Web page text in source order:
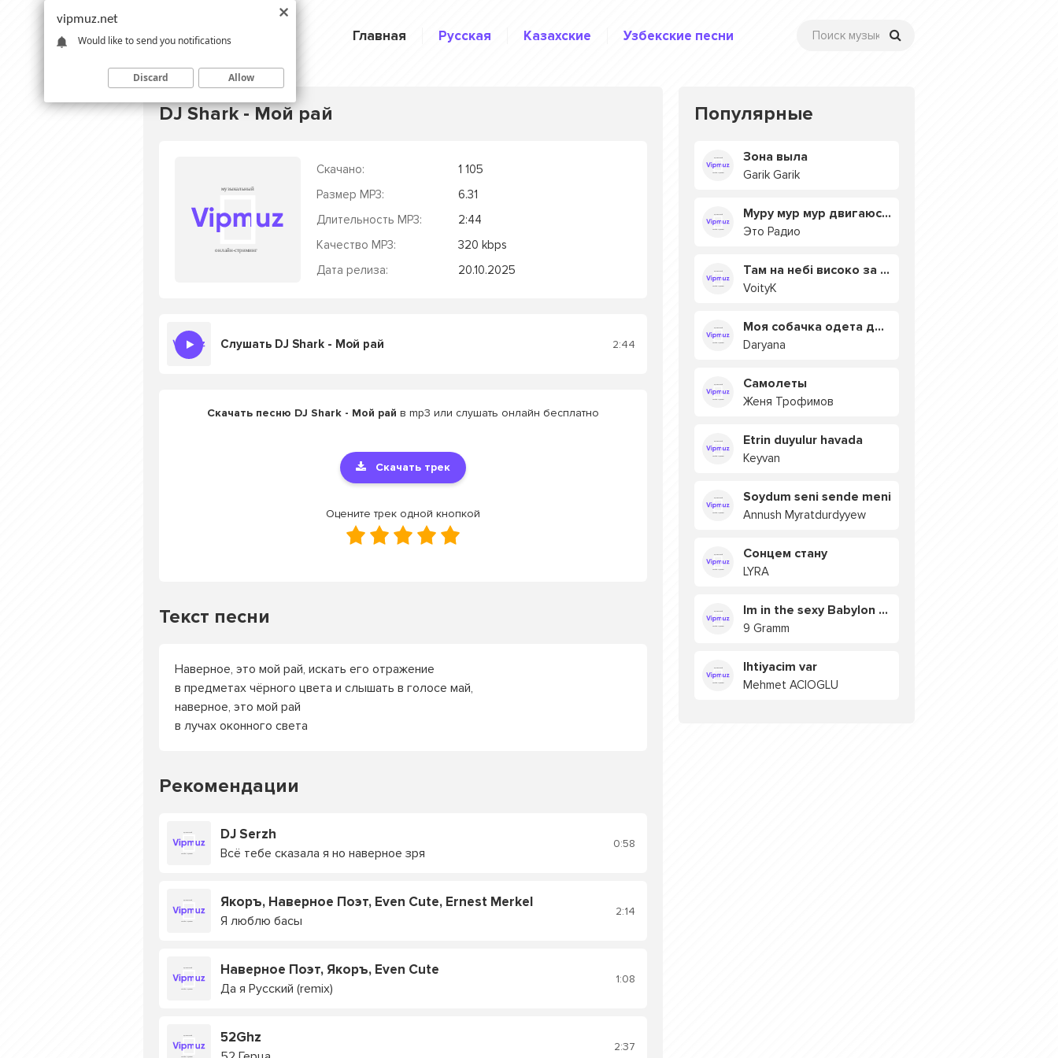
Главная Русская Казахские Узбекские песни
DJ Shark - Мой рай
Скачано:
1 105
Размер MP3:
6.31
Длительность MP3:
2:44
Качество MP3:
320 kbps
Дата релиза:
20.10.2025
Слушать DJ Shark - Мой рай 2:44
Скачать песню DJ Shark - Мой рай в mp3 или слушать онлайн бесплатно
Скачать трек
Оцените трек одной кнопкой
Текст песни
Наверное, это мой рай, искать его отражение
в предметах чёрного цвета и слышать в голосе май,
наверное, это мой рай
в лучах оконного света
Рекомендации
DJ Serzh
Всё тебе сказала я но наверное зря
0:58
Якоръ, Наверное Поэт, Even Cute, Ernest Merkel
Я люблю басы
2:14
Наверное Поэт, Якоръ, Even Cute
Да я Русский (remix)
1:08
52Ghz
2:37
Популярные
Зона выла
Garik Garik
Муру мур мур двигаюсь на мурмулях
Это Радио
Там на небі високо за хмарами
VoityK
Моя собачка одета дороже тебя
Daryana
Самолеты
Женя Трофимов
Etrin duyulur havada
Keyvan
Soydum seni sende meni
Annush Myratdurdyyew
Сонцем стану
LYRA
Im in the sexy Babylon БУЯ
9 Gramm
Ihtiyacim var
Mehmet ACIOGLU
vipmuz.net
Would like to send you notifications
Discard Allow